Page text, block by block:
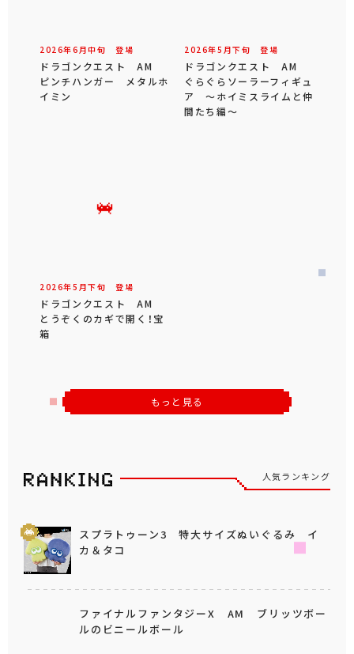
2026年6 月中旬 登場
ドラゴンクエスト AM
ピンチハンガー メタルホ
イミン
2026年5 月下旬 登場
ドラゴンクエスト AM
ぐらぐらソーラーフィギュ
ア ～ホイミスライムと仲
間たち編～
2026年5 月下旬 登場
ドラゴンクエスト AM
とうぞくのカギで開く！宝
箱
もっと見る
人気ランキング
スプラトゥーン3 特大サイズぬいぐるみ イ
カ＆タコ
ファイナルファンタジーX AM ブリッツボー
ルのビニールボール